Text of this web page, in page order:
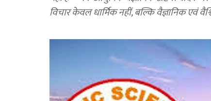
विचार केवल धार्मिक नहीं, बल्कि वैज्ञानिक एवं